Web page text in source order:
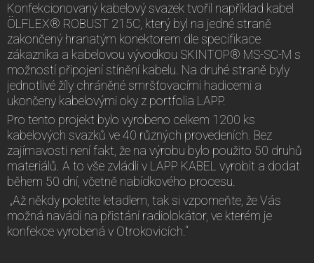
Konfekcionovaný kabelový svazek tvořil například kabel
ÖLFLEX® ROBUST 215C, který byl na jedné straně
zakončený hranatým konektorem dle specifikace
zákazníka a kabelovou vývodkou SKINTOP® MS-SC-M s
možností připojení stínění kabelu. Na druhé straně byly
jednotlivé žíly chráněné smršťovacími hadicemi a
ukončeny kabelovými oky z portfolia LAPP.
Pro tento projekt bylo vyrobeno celkem 1200 ks
kabelových svazků ve 40 různých provedeních. Bez
zajímavosti není fakt, že na výrobu bylo použito 50 druhů
materiálů. A to vše zvládli v LAPP KABEL vyrobit a dodat
během 50 dní, včetně nabídkového procesu.
„Až někdy poletíte letadlem, tak si vzpomeňte, že Vás
možná navádí na přistání radiolokátor, ve kterém je
konfekce vyrobená v Otrokovicích.“